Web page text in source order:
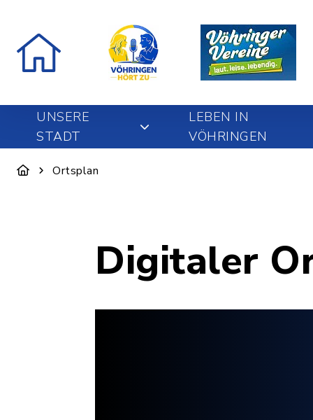
UNSERE
STADT
LEBEN IN
VÖHRINGEN
Ortsplan
Digitaler